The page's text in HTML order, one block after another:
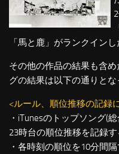
「馬と鹿」がランクインし
その他の作品の結果も含
グの結果は以下の通りとな
<ルール、順位推移の記録
・iTunesのトップソング(
23時台の順位推移を記録す
・各時刻の順位を10分間隔